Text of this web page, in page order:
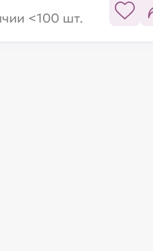
<100 шт.